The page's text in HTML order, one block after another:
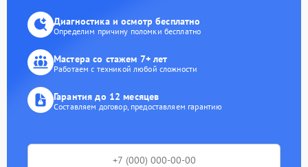
Диагностика и осмотр бесплатно
Определим причину поломки бесплатно
Мастера со стажем 7+ лет
Работаем с техникой любой сложности
Гарантия до 12 месяцев
Составляем договор, предоставляем гарантию